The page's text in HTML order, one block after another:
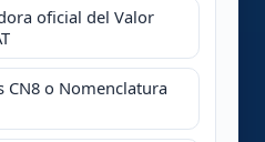
oficial del Valor
CN8 o Nomenclatura